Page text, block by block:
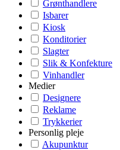
Grønthandlere
Isbarer
Kiosk
Konditorier
Slagter
Slik & Konfekture
Vinhandler
Medier
Designere
Reklame
Trykkerier
Personlig pleje
Akupunktur